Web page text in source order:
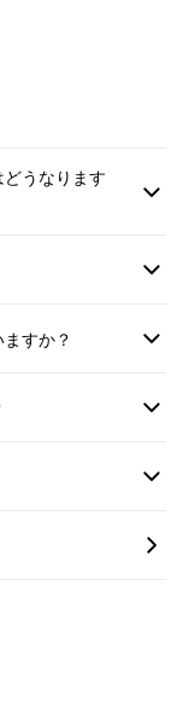
ランド
注げます。
うなります
すか？